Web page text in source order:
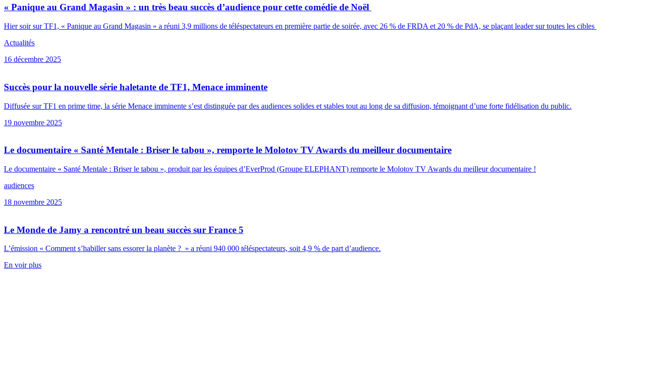
« Panique au Grand Magasin » : un très beau succès d’audience pour cette comédie de Noël
Hier soir sur TF1, « Panique au Grand Magasin » a réuni 3,9 millions de téléspectateurs en première partie de soirée, avec 26 % de FRDA et 20 % de PdA, se plaçant leader sur toutes les cibles
Actualités
16 décembre 2025
Succès pour la nouvelle série haletante de TF1, Menace imminente
Diffusée sur TF1 en prime time, la série Menace imminente s’est distinguée par des audiences solides et stables tout au long de sa diffusion, témoignant d’une forte fidélisation du public.
19 novembre 2025
Le documentaire « Santé Mentale : Briser le tabou », remporte le Molotov TV Awards du meilleur documentaire
Le documentaire « Santé Mentale : Briser le tabou », produit par les équipes d’EverProd (Groupe ELEPHANT) remporte le Molotov TV Awards du meilleur documentaire !
audiences
18 novembre 2025
Le Monde de Jamy a rencontré un beau succès sur France 5
L’émission « Comment s’habiller sans essorer la planète ? » a réuni 940 000 téléspectateurs, soit 4,9 % de part d’audience.
En voir plus